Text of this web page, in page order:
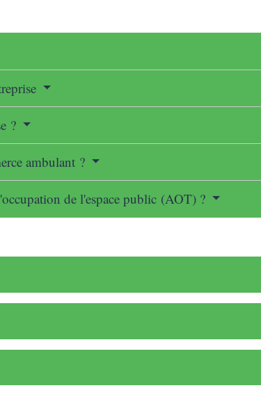
?
ambulant ?
de l'espace public (AOT) ?